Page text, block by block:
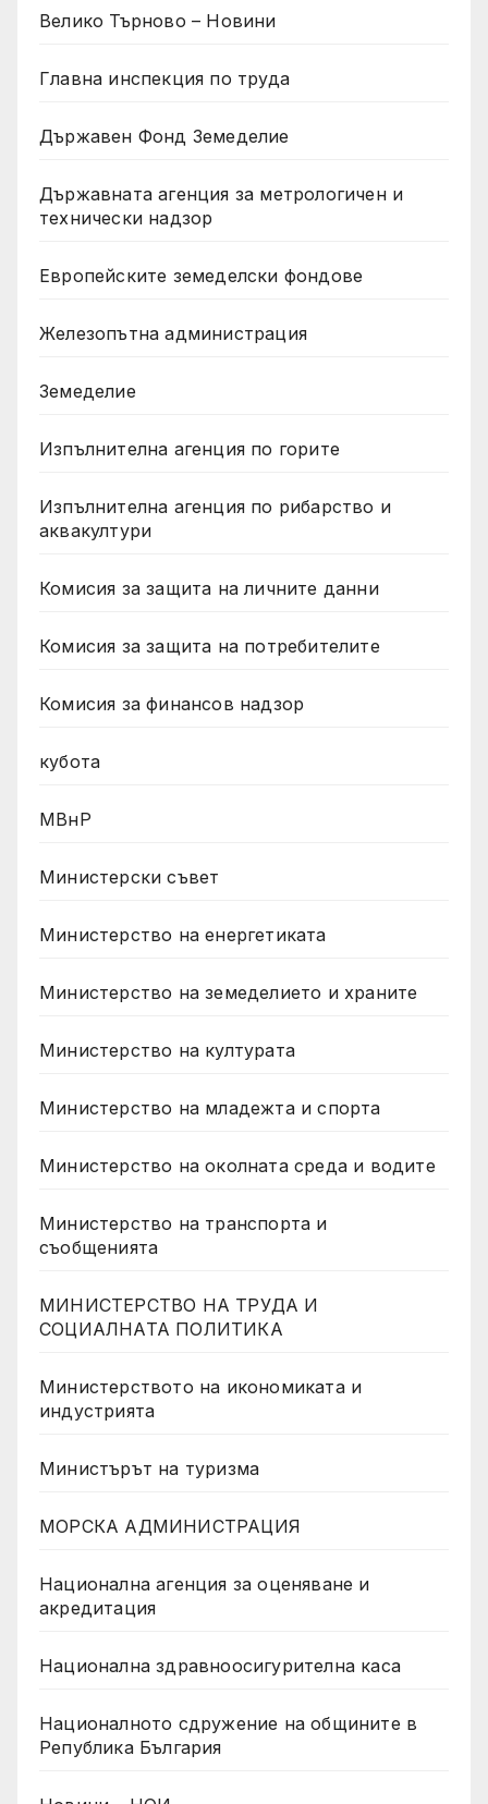
Велико Търново – Новини
Главна инспекция по труда
Държавен Фонд Земеделие
Държавната агенция за метрологичен и
технически надзор
Европейските земеделски фондове
Железопътна администрация
Земеделие
Изпълнителна агенция по горите
Изпълнителна агенция по рибарство и
аквакултури
Комисия за защита на личните данни
Комисия за защита на потребителите
Комисия за финансов надзор
кубота
МВнР
Министерски съвет
Министерство на енергетиката
Министерство на земеделието и храните
Министерство на културата
Министерство на младежта и спорта
Министерство на околната среда и водите
Министерство на транспорта и
съобщенията
МИНИСТЕРСТВО НА ТРУДА И
СОЦИАЛНАТА ПОЛИТИКА
Министерството на икономиката и
индустрията
Министърът на туризма
МОРСКА АДМИНИСТРАЦИЯ
Национална агенция за оценяване и
акредитация
Национална здравноосигурителна каса
Националното сдружение на общините в
Република България